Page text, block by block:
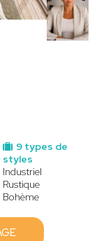
9 types de
styles
Industriel
Rustique
Bohème